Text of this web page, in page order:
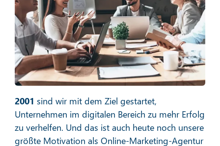
Social Media Marketing
Mehr erfahren
2001 sind wir mit dem Ziel gestartet,
Unternehmen im digitalen Bereich zu mehr Erfolg
zu verhelfen. Und das ist auch heute noch unsere
größte Motivation als Online-Marketing-Agentur